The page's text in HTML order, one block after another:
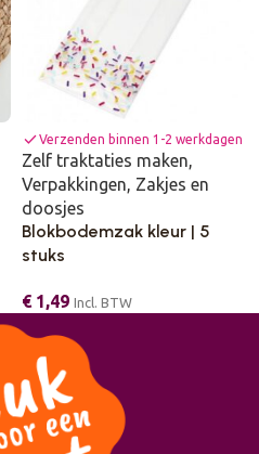
checkVerzenden binnen 1-2 werkdagen
Zelf traktaties maken,
Verpakkingen, Zakjes en
doosjes
Blokbodemzak kleur | 5
stuks
€1,49 Incl. BTW